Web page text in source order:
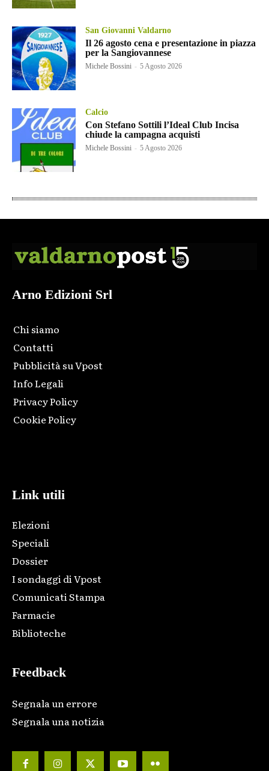
San Giovanni Valdarno
Il 26 agosto cena e presentazione in piazza
per la Sangiovannese
Michele Bossini - 5 Agosto 2026
Calcio
Con Stefano Sottili l’Ideal Club Incisa
chiude la campagna acquisti
Michele Bossini - 5 Agosto 2026
Arno Edizioni Srl
Chi siamo
Contatti
Pubblicità su Vpost
Info Legali
Privacy Policy
Cookie Policy
Link utili
Elezioni
Speciali
Dossier
I sondaggi di Vpost
Comunicati Stampa
Farmacie
Biblioteche
Feedback
Segnala un errore
Segnala una notizia